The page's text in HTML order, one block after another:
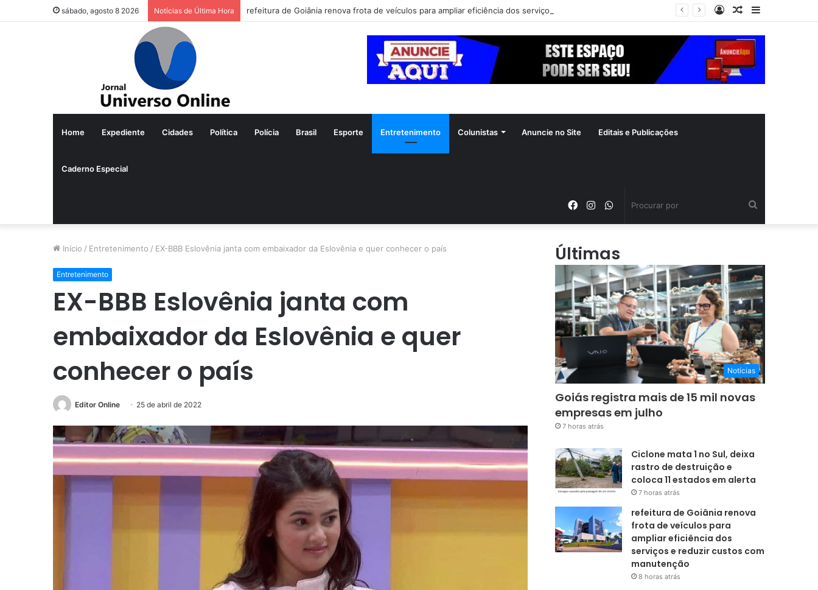
sábado, agosto 8 2026 Notícias de Última Hora
Barra
Artigo
Entrar
Home Expediente Cidades Política Polícia Brasil Esporte Entretenimento Colunistas Anuncie no Site Editais e Publicações
Caderno Especial
WhatsApp
Instagram
Facebook
Início / Entretenimento / EX-BBB Eslovênia janta com embaixador da Eslovênia e quer conhecer o país
Entretenimento
EX-BBB Eslovênia janta com
embaixador da Eslovênia e quer
conhecer o país
Editor Online 25 de abril de 2022
Últimas
Notícias
Goiás registra mais de 15 mil novas
empresas em julho
7 horas atrás
Ciclone mata 1 no Sul, deixa
rastro de destruição e
coloca 11 estados em alerta
7 horas atrás
refeitura de Goiânia renova
frota de veículos para
ampliar eficiência dos
serviços e reduzir custos com
manutenção
8 horas atrás